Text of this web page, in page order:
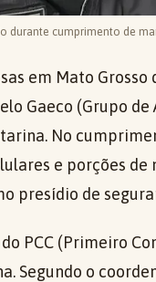
durante cumprimento de
em Mato
Gaeco (Grupo
No
e porções
presídio de
PCC (Primeiro
Segundo o